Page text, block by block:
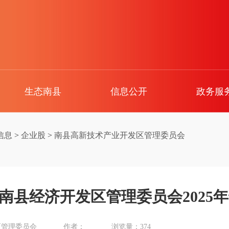
生态南县 信息公开 政务服
息 > 企业股 > 南县高新技术产业开发区管理委员会
县经济开发区管理委员会2025
理委员会 作者： 浏览量： 374